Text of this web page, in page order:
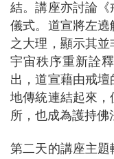
結。講座亦討論
儀式。道宣將左
之大理，顯示其
宇宙秩序重新詮
出，道宣藉由戒
地傳統連結起來
所，也成為護持佛
第二天的講座主